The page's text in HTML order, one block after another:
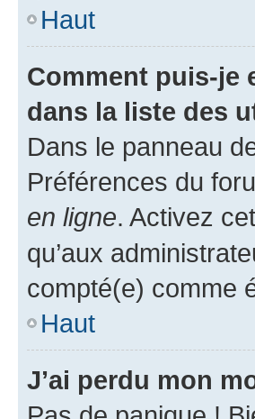
Haut
Comment puis-je
dans la liste des
Dans le panneau
Préférences du
en ligne. Activez
qu’aux
compté(e) comme
Haut
J’ai perdu mon